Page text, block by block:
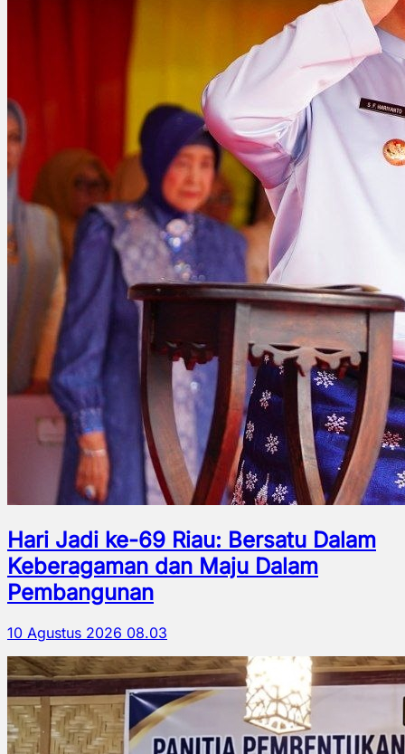
Hari Jadi ke-69 Riau: Bersatu Dalam
Keberagaman dan Maju Dalam
Pembangunan
10 Agustus 2026 08.03